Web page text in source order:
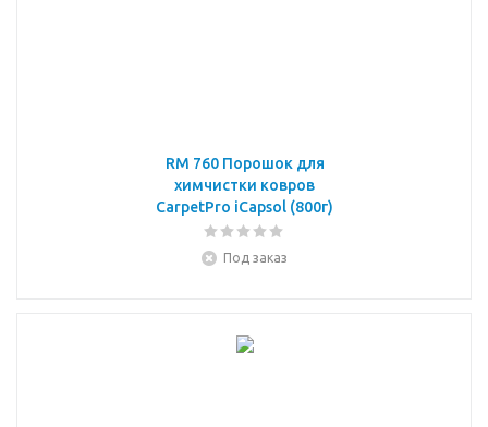
RM 760 Порошок для
химчистки ковров
CarpetPro iCapsol (800г)
Под заказ